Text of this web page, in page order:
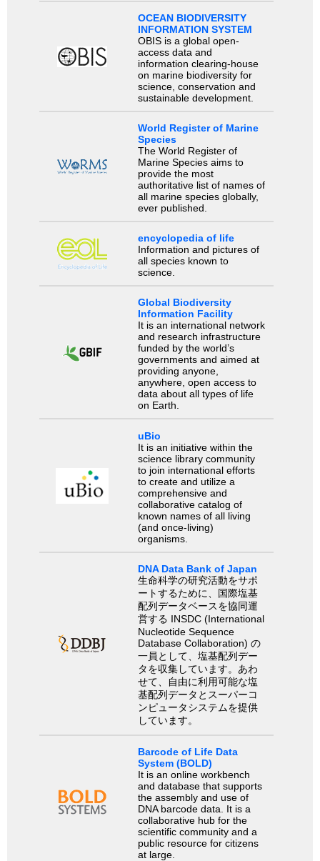
OCEAN BIODIVERSITY
INFORMATION SYSTEM
OBIS is a global open-
access data and
information clearing-house
on marine biodiversity for
science, conservation and
sustainable development.
World Register of Marine
Species
The World Register of
Marine Species aims to
provide the most
authoritative list of names of
all marine species globally,
ever published.
encyclopedia of life
Information and pictures of
all species known to
science.
Global Biodiversity
Information Facility
It is an international network
and research infrastructure
funded by the world’s
governments and aimed at
providing anyone,
anywhere, open access to
data about all types of life
on Earth.
uBio
It is an initiative within the
science library community
to join international efforts
to create and utilize a
comprehensive and
collaborative catalog of
known names of all living
(and once-living)
organisms.
DNA Data Bank of Japan
生命科学の研究活動をサポ
ートするために、国際塩基
配列データベースを協同運
営する INSDC (International
Nucleotide Sequence
Database Collaboration) の
一員として、塩基配列デー
タを収集しています。あわ
せて、自由に利用可能な塩
基配列データとスーパーコ
ンピュータシステムを提供
しています。
Barcode of Life Data
System (BOLD)
It is an online workbench
and database that supports
the assembly and use of
DNA barcode data. It is a
collaborative hub for the
scientific community and a
public resource for citizens
at large.